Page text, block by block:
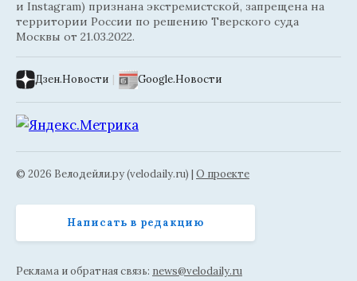
и Instagram) признана экстремистской, запрещена на
территории России по решению Тверского суда
Москвы от 21.03.2022.
Дзен.Новости | Google.Новости
© 2026 Велодейли.ру (velodaily.ru) | О проекте
Написать в редакцию
Реклама и обратная связь: news@velodaily.ru